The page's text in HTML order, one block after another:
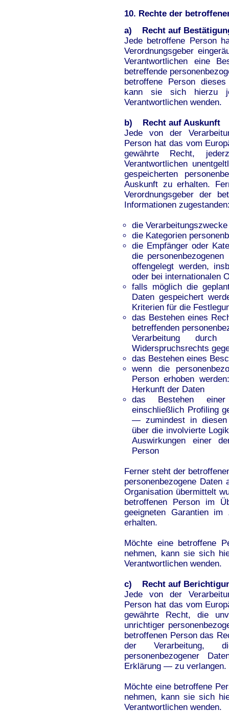
10. Rechte der
a) Recht auf
Jede betroffene Person
Verordnungsgeber
Verantwortlichen eine
betreffende
betroffene Person
kann sie sich hierzu
Verantwortlichen wenden.
b) Recht auf Auskunft
Jede von der
Person hat das vom
gewährte Recht,
Verantwortlichen
gespeicherten
Auskunft zu erhalten.
Verordnungsgeber der
Informationen
die Verarbeitungszwecke
die Kategorien
die Empfänger oder
die
offengelegt werden,
oder bei internationalen
falls möglich die
Daten gespeichert
Kriterien für die
das Bestehen eines
betreffenden
Verarbeitung
Widerspruchsrechts
das Bestehen eines
wenn die
Person erhoben
Herkunft der Daten
das Bestehen einer
einschließlich Profiling
— zumindest in diesen
über die involvierte
Auswirkungen einer
Person
Ferner steht der
personenbezogene
Organisation übermittelt
betroffenen Person im
geeigneten Garantien
erhalten.
Möchte eine betroffene
nehmen, kann sie sich
Verantwortlichen wenden.
c) Recht auf
Jede von der
Person hat das vom
gewährte Recht, die
unrichtiger
betroffenen Person das
der Verarbeitung,
personenbezogener
Erklärung — zu verlangen.
Möchte eine betroffene
nehmen, kann sie sich
Verantwortlichen wenden.